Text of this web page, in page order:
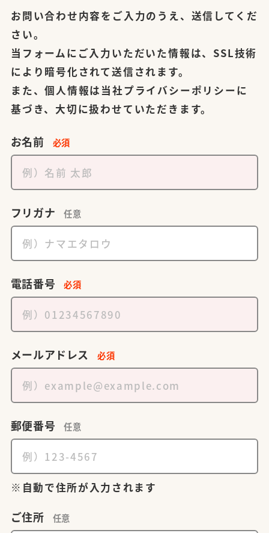
お問い合わせ内容をご入力のうえ、送信してくだ
さい。
当フォームにご入力いただいた情報は、SSL技術
により暗号化されて送信されます。
また、個人情報は当社プライバシーポリシーに
基づき、大切に扱わせていただきます。
お名前 必須
フリガナ 任意
電話番号 必須
メールアドレス 必須
郵便番号 任意
自動で住所が入力されます
ご住所 任意